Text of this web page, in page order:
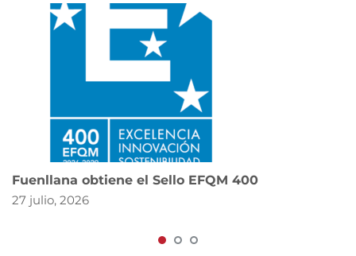
Fuenllana obtiene el Sello EFQM 400
27 julio, 2026